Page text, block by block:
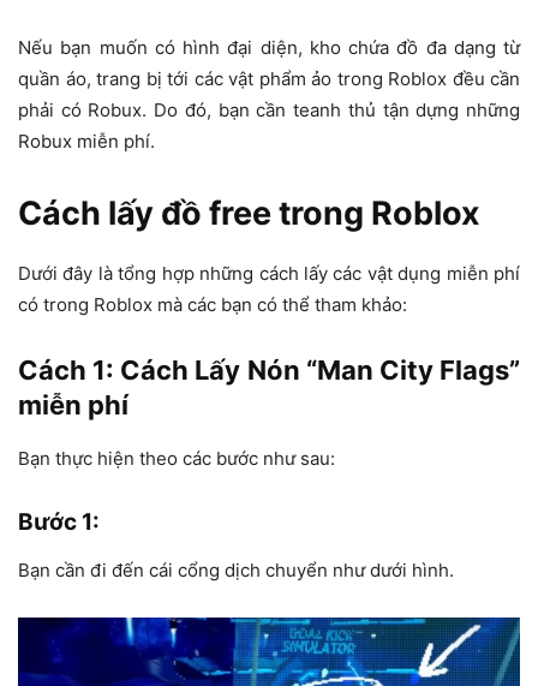
Nếu bạn muốn có hình đại diện, kho chứa đồ đa dạng từ
quần áo, trang bị tới các vật phẩm ảo trong Roblox đều cần
phải có Robux. Do đó, bạn cần teanh thủ tận dựng những
Robux miễn phí.
Cách lấy đồ free trong Roblox
Dưới đây là tổng hợp những cách lấy các vật dụng miễn phí
có trong Roblox mà các bạn có thể tham khảo:
Cách 1: Cách Lấy Nón “Man City Flags”
miễn phí
Bạn thực hiện theo các bước như sau:
Bước 1:
Bạn cần đi đến cái cổng dịch chuyển như dưới hình.